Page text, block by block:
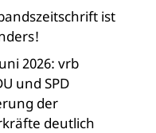
ist
2026: vrb
und SPD
der
deutlich